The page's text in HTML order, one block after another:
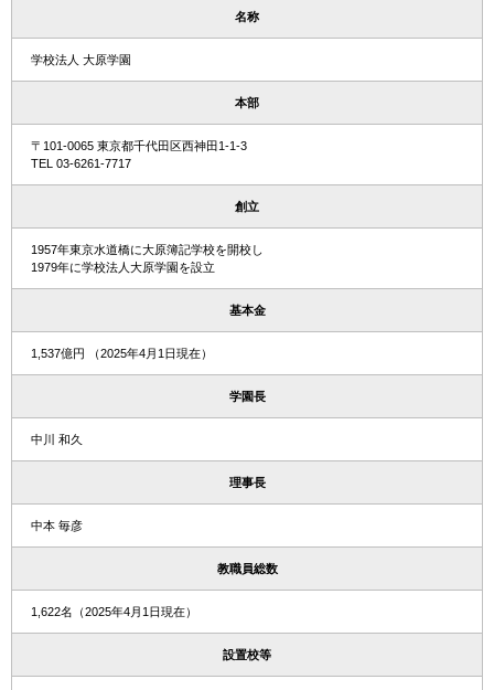
名称
学校法人 大原学園
本部
〒101-0065 東京都千代田区西神田1-1-3
TEL 03-6261-7717
創立
1957年東京水道橋に大原簿記学校を開校し
1979年に学校法人大原学園を設立
基本金
1,537億円 （2025年4月1日現在）
学園長
中川 和久
理事長
中本 毎彦
教職員総数
1,622名（2025年4月1日現在）
設置校等